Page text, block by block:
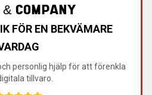
COMPANY
FÖR EN BEKVÄMARE
personlig hjälp för att förenkla
tillvaro.